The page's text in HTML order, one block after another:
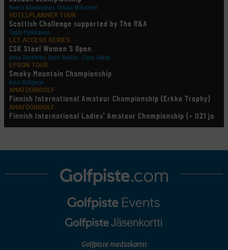
Noora Komulainen, Ursula Wikström
HOTELPLANNER TOUR
Scottish Challenge supported by The R&A
Tapio Pulkkanen
LET ACCESS SERIES
CSK Steel Women´S Open
Anna Backman, Katri Bakker, Elina Saksa
EPSON TOUR
Smoky Mountain Championship
Kiira Riihijärvi
AMATÖÖRIGOLF
Finnish International Amateur Championship (Erkko Trophy)
AMATÖÖRIGOLF
Finnish International Ladies' Amateur Championship (+ U21 ja
U18/FJT/Aulanko)
LEGENDS TOUR
U.S. Women's Amateur Championship
English Boys' (U14) Open Amateur Stroke Play Championship
Eeli Krankka, Lionel Mutikainen
Kivitippu Classic Invitational 2026
Golfpiste mediakortti